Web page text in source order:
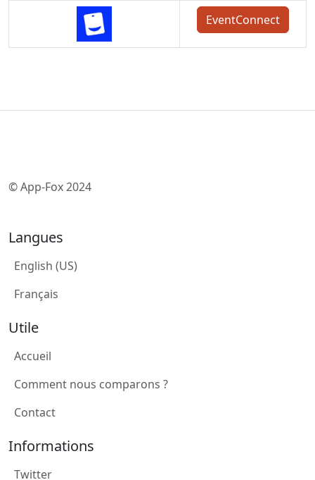
EventConnect
© App-Fox 2024
Langues
English (US)
Français
Utile
Accueil
Comment nous comparons ?
Contact
Informations
Twitter